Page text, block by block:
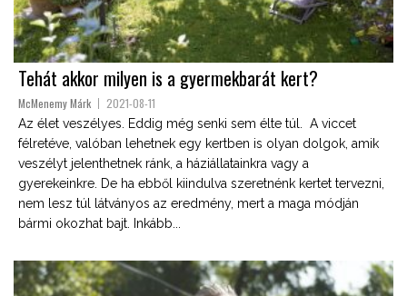
Tehát akkor milyen is a gyermekbarát kert?
McMenemy Márk 2021-08-11
Az élet veszélyes. Eddig még senki sem élte túl. A viccet
félretéve, valóban lehetnek egy kertben is olyan dolgok, amik
veszélyt jelenthetnek ránk, a háziállatainkra vagy a
gyerekeinkre. De ha ebből kiindulva szeretnénk kertet tervezni,
nem lesz túl látványos az eredmény, mert a maga módján
bármi okozhat bajt. Inkább...